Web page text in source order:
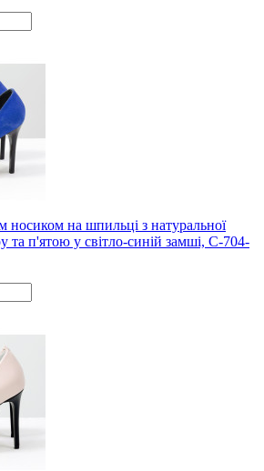
носиком на шпильці з натуральної
та п'ятою у світло-синій замші, С-704-